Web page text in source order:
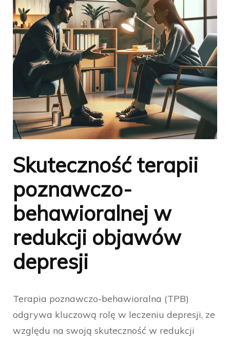
Skuteczność terapii
poznawczo-
behawioralnej w
redukcji objawów
depresji
Terapia poznawczo-behawioralna (TPB)
odgrywa kluczową rolę w leczeniu depresji, ze
względu na swoją skuteczność w redukcji